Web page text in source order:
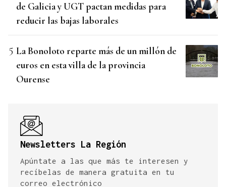
de Galicia y UGT pactan medidas para
reducir las bajas laborales
La Bonoloto reparte más de un millón de
euros en esta villa de la provincia
Ourense
Newsletters La Región
Apúntate a las que más te interesen y
recíbelas de manera gratuita en tu
correo electrónico